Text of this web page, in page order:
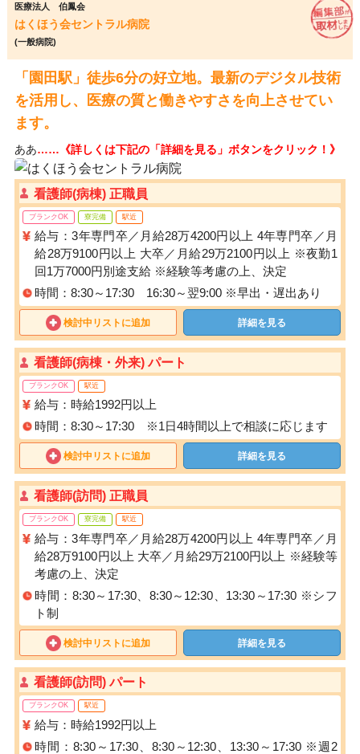
医療法人 伯鳳会
はくほう会セントラル病院
(一般病院)
「園田駅」徒歩6分の好立地。最新のデジタル技術
を活用し、医療の質と働きやすさを向上させてい
ます。
ああ……《詳しくは下記の「詳細を見る」ボタンをクリック！》
看護師(病棟) 正職員
ブランクOK 寮完備 駅近
給与：3年専門卒／月給28万4200円以上 4年専門卒／月
給28万9100円以上 大卒／月給29万2100円以上 ※夜勤1
回1万7000円別途支給 ※経験等考慮の上、決定
時間：8:30～17:30 16:30～翌9:00 ※早出・遅出あり
検討中リストに追加 詳細を見る
看護師(病棟・外来) パート
ブランクOK 駅近
給与：時給1992円以上
時間：8:30～17:30 ※1日4時間以上で相談に応じます
検討中リストに追加 詳細を見る
看護師(訪問) 正職員
ブランクOK 寮完備 駅近
給与：3年専門卒／月給28万4200円以上 4年専門卒／月
給28万9100円以上 大卒／月給29万2100円以上 ※経験等
考慮の上、決定
時間：8:30～17:30、8:30～12:30、13:30～17:30 ※シフ
ト制
検討中リストに追加 詳細を見る
看護師(訪問) パート
ブランクOK 駅近
給与：時給1992円以上
時間：8:30～17:30、8:30～12:30、13:30～17:30 ※週2